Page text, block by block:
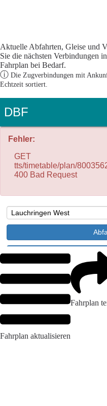
Aktuelle Abfahrten, Gleise und
Sie die nächsten Verbindungen
Fahrplan bei Bedarf.
ⓘ Die Zugverbindungen mit
Echtzeit sortiert.
Fahrplan aktualisieren
Fahrplan